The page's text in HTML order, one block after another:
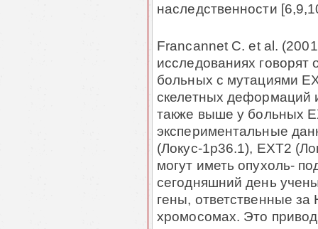
наследственности
Francannet C. et al.
исследованиях
больных с мутациями
скелетных деформаций
также выше у больных
экспериментальные
(Локус-1p36.1), EXT2
могут иметь опухоль-
сегодняшний день
гены, ответственные
хромосомах. Это